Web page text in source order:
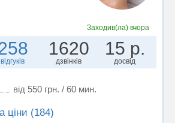
Заходив(ла) вчора
відгуків
1620
дзвінків
15 р.
досвід
від 550 грн. / 60 мин.
ціни (184)